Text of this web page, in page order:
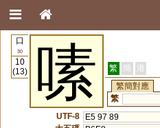
口
30
10
(13)
嗉 繁 簡 港
繁簡對應
繁
UTF-8
E5 97 89